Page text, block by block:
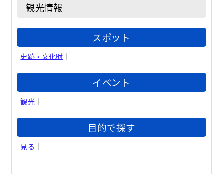
観光情報
スポット
史跡・文化財 ｜
イベント
観光｜
目的で探す
見る ｜